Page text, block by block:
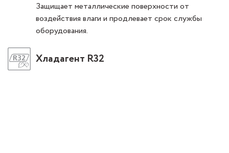
Защищает металлические поверхности от
воздействия влаги и продлевает срок службы
оборудования.
Хладагент R32